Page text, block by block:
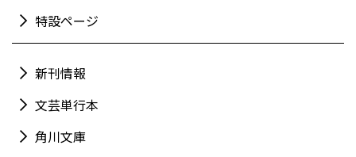
特設ページ
新刊情報
文芸単行本
角川文庫